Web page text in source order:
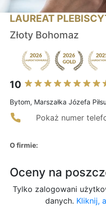
LAUREAT
Złoty Bohomaz
10
Bytom, Marszałka Józefa
Pokaż numer
O firmie:
Oceny na
Tylko zalogowani
danych. Kliknij,